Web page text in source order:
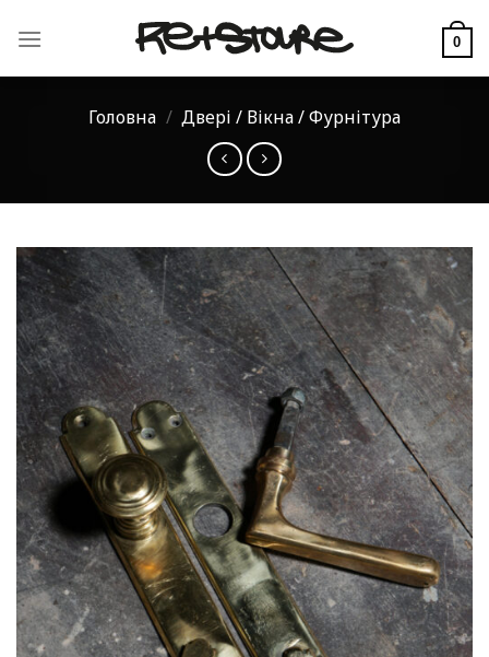
0
Головна / Двері / Вікна / Фурнітура